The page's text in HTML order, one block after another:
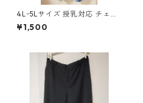
4Lｰ5Lサイズ 授乳対応 チェッ
ク柄 半袖ルームウェア マタニ
ティ ブルー系/グレー ◆KIY-1
¥1,500